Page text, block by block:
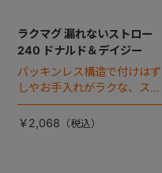
ラクマグ 漏れないストロー
240 ドナルド＆デイジー
パッキンレス構造で付けはず
しやお手入れがラクな、スト
ローマグのスタンダードボト
ル。
￥2,068